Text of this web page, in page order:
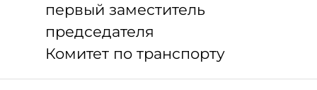
первый заместитель
председателя
Комитет по транспорту